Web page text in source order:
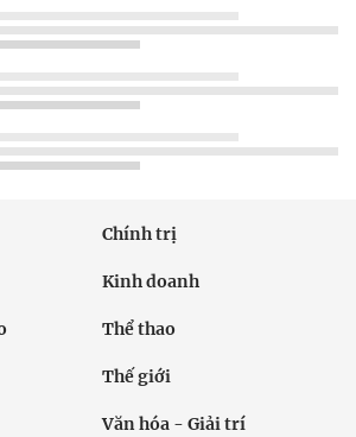
Chính trị
Kinh doanh
Thể thao
Thế giới
Văn hóa - Giải trí